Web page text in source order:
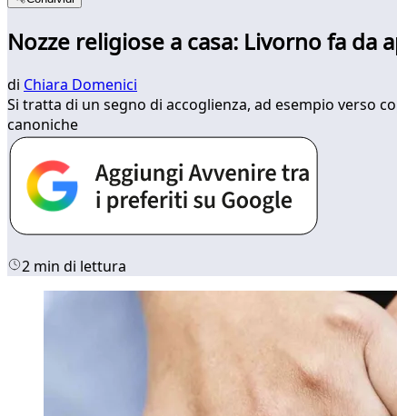
Nozze religiose a casa: Livorno fa da
di Chiara Domenici
Si tratta di un segno di accoglienza, ad esempio verso
canoniche
2 min di lettura